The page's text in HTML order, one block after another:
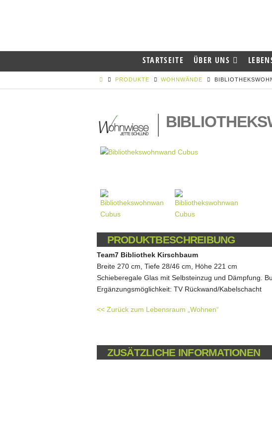
STARTSEITE ÜBER UNS
PRODUKTE WOHNWÄNDE
PRODUKTBESCHREIBUNG
Team7 Bibliothek Kirschbaum
Breite 270 cm, Tiefe 28/46 cm, Höhe 221 cm
Schieberegale Glas mit Selbsteinzug und Dämpfung.
Ergänzungsmöglichkeit: TV Rückwand/Kabelschacht
<< Zurück zum Lebensraum „Wohnen“
ZUSÄTZLICHE INFORMATIONEN